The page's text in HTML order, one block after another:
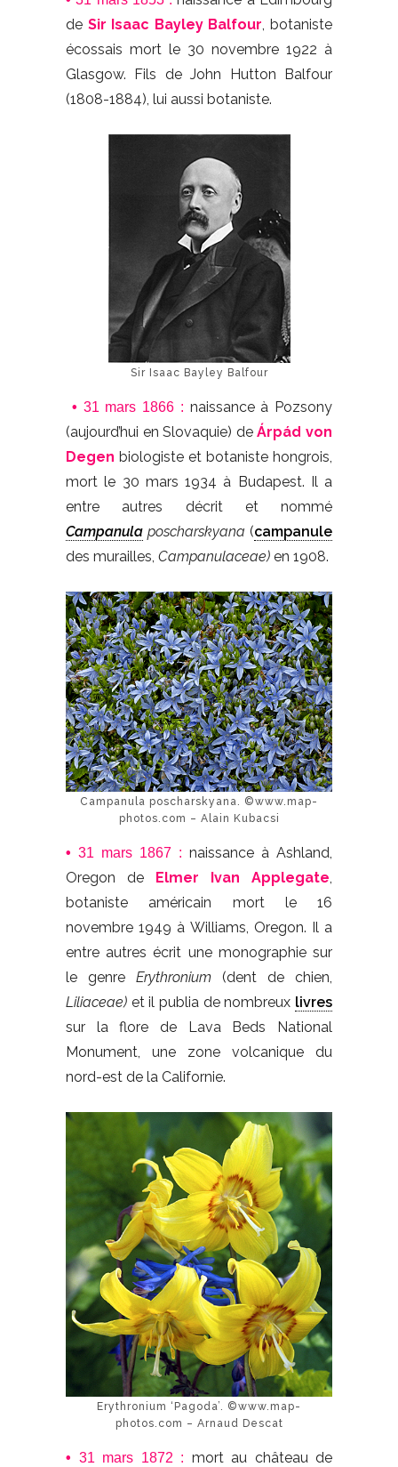
de Sir Isaac Bayley Balfour , botaniste
écossais mort le 30 novembre 1922 à
Glasgow. Fils de John Hutton Balfour
(1808-1884), lui aussi botaniste.
Sir Isaac Bayley Balfour
• 31 mars 1866 : naissance à Pozsony
(aujourd’hui en Slovaquie) deÁrpád von
Degen biologiste et botaniste hongrois,
mort le 30 mars 1934 à Budapest. Il a
entre autres décrit et nommé
Campanula poscharskyana (campanule
des murailles, Campanulaceae) en 1908.
Campanula poscharskyana. ©www.map-
photos.com – Alain Kubacsi
• 31 mars 1867 : naissance à Ashland,
Oregon de Elmer Ivan Applegate
botaniste américain mort le 16
novembre 1949 à Williams, Oregon. Il a
entre autres écrit une monographie sur
le genre Erythronium (dent de chien,
Liliaceae) et il publia de nombreux livres
sur la flore de Lava Beds National
Monument, une zone volcanique du
nord-est de la Californie.
Erythronium ‘Pagoda’. ©www.map-
photos.com – Arnaud Descat
• 31 mars 1872 : mort au château de